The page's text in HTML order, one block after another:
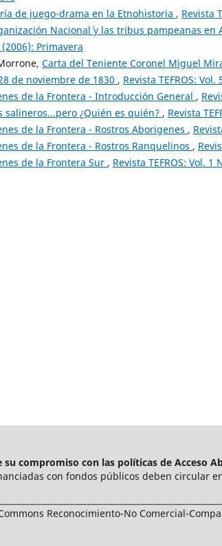
de juego-drama en la Etnohistoria , Revista
Nacional´ y las tribus pampeanas
(2006): Primavera
Carta del Teniente Coronel Miguel
de noviembre de 1830 , Revista TEFROS:
de la Frontera - Introducción General ,
salineros...pero ¿Quién es quién? , Revista
de la Frontera - Rostros Aborigenes ,
de la Frontera - Rostros Ranquelinos ,
de la Frontera Sur , Revista TEFROS: Vol.
su compromiso con las políticas de Acceso
con fondos públicos deben circular
Reconocimiento-No Comercial-